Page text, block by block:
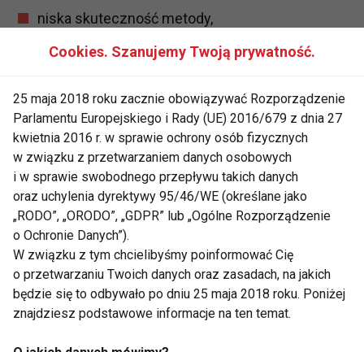
niska skuteczność metody,
kontrola ginekologiczna położenia
koniecznie należy stosować środek
plemnikobójczy,
wyrobienie nawyku dokładnego
umieszczenia kapturka,
nie chroni przed chorobami
przenoszonymi drogą rodną,
warunkiem stosowania jest założenie
kapturka na godzinę przed stosunkiem,
zmniejsza odczuwanie satysfakcji
Cookies. Szanujemy Twoją prywatność.
25 maja 2018 roku zacznie obowiązywać Rozporządzenie
Parlamentu Europejskiego i Rady (UE) 2016/679 z dnia 27
kwietnia 2016 r. w sprawie ochrony osób fizycznych
w związku z przetwarzaniem danych osobowych
i w sprawie swobodnego przepływu takich danych
oraz uchylenia dyrektywy 95/46/WE (określane jako
„RODO”, „ORODO”, „GDPR” lub „Ogólne Rozporządzenie
o Ochronie Danych”).
W związku z tym chcielibyśmy poinformować Cię
o przetwarzaniu Twoich danych oraz zasadach, na jakich
będzie się to odbywało po dniu 25 maja 2018 roku. Poniżej
znajdziesz podstawowe informacje na ten temat.